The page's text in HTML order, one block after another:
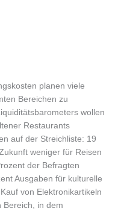
planen viele
Bereichen zu
wollen
Restaurants
auf der Streichliste: 19
weniger für Reisen
der Befragten
Ausgaben für kulturelle
von Elektronikartikeln
Bereich, in dem